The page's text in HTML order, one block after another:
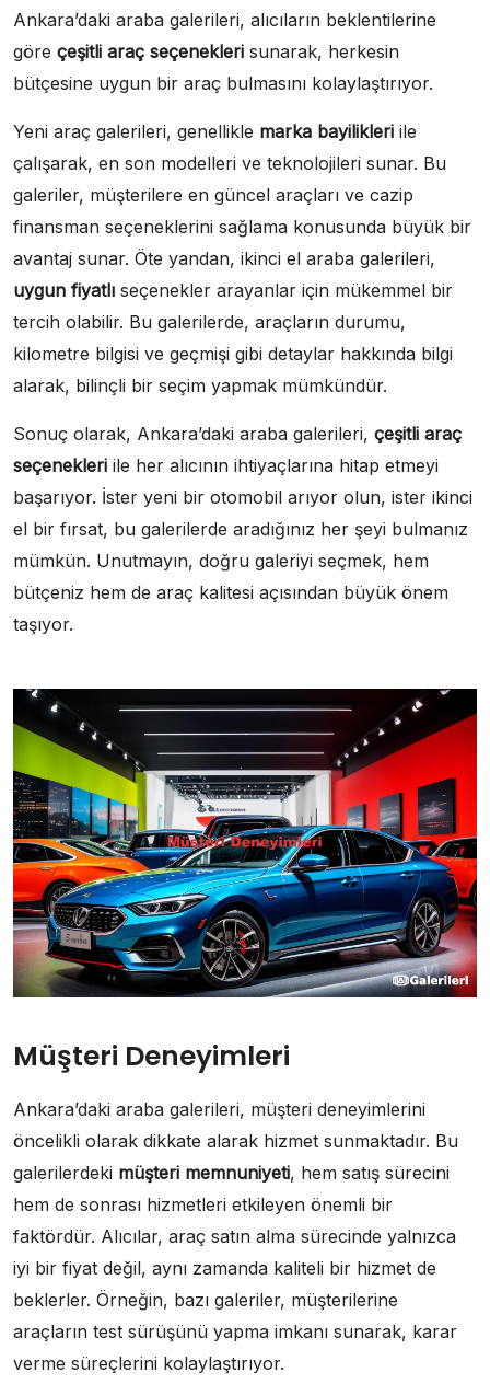
Ankara’daki araba galerileri, alıcıların beklentilerine
göre çeşitli araç seçenekleri sunarak, herkesin
bütçesine uygun bir araç bulmasını kolaylaştırıyor.
Yeni araç galerileri, genellikle marka bayilikleri ile
çalışarak, en son modelleri ve teknolojileri sunar. Bu
galeriler, müşterilere en güncel araçları ve cazip
finansman seçeneklerini sağlama konusunda büyük bir
avantaj sunar. Öte yandan, ikinci el araba galerileri,
uygun fiyatlı seçenekler arayanlar için mükemmel bir
tercih olabilir. Bu galerilerde, araçların durumu,
kilometre bilgisi ve geçmişi gibi detaylar hakkında bilgi
alarak, bilinçli bir seçim yapmak mümkündür.
Sonuç olarak, Ankara’daki araba galerileri, çeşitli araç
seçenekleri ile her alıcının ihtiyaçlarına hitap etmeyi
başarıyor. İster yeni bir otomobil arıyor olun, ister ikinci
el bir fırsat, bu galerilerde aradığınız her şeyi bulmanız
mümkün. Unutmayın, doğru galeriyi seçmek, hem
bütçeniz hem de araç kalitesi açısından büyük önem
taşıyor.
Müşteri Deneyimleri
Ankara’daki araba galerileri, müşteri deneyimlerini
öncelikli olarak dikkate alarak hizmet sunmaktadır. Bu
galerilerdeki müşteri memnuniyeti, hem satış sürecini
hem de sonrası hizmetleri etkileyen önemli bir
faktördür. Alıcılar, araç satın alma sürecinde yalnızca
iyi bir fiyat değil, aynı zamanda kaliteli bir hizmet de
beklerler. Örneğin, bazı galeriler, müşterilerine
araçların test sürüşünü yapma imkanı sunarak, karar
verme süreçlerini kolaylaştırıyor.